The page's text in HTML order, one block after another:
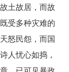
土故居，而故
受多种灾难的
怒民怨，而国
人忧心如捣，